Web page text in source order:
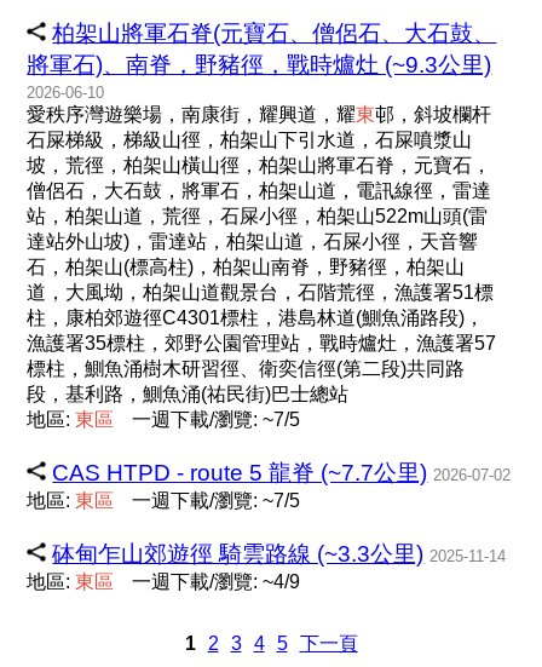
柏架山將軍石脊(元寶石、僧侶石、大石鼓、
將軍石)、南脊，野豬徑，戰時爐灶 (~9.3公里)
2026-06-10
愛秩序灣遊樂場，南康街，耀興道，耀東邨，斜坡欄杆
石屎梯級，梯級山徑，柏架山下引水道，石屎噴漿山
坡，荒徑，柏架山橫山徑，柏架山將軍石脊，元寶石，
僧侶石，大石鼓，將軍石，柏架山道，電訊線徑，雷達
站，柏架山道，荒徑，石屎小徑，柏架山522m山頭(雷
達站外山坡)，雷達站，柏架山道，石屎小徑，天音響
石，柏架山(標高柱)，柏架山南脊，野豬徑，柏架山
道，大風坳，柏架山道觀景台，石階荒徑，漁護署51標
柱，康柏郊遊徑C4301標柱，港島林道(鰂魚涌路段)，
漁護署35標柱，郊野公園管理站，戰時爐灶，漁護署57
標柱，鰂魚涌樹木研習徑、衛奕信徑(第二段)共同路
段，基利路，鰂魚涌(祐民街)巴士總站
地區:東區 一週下載/瀏覽: ~7/5
CAS HTPD - route 5 龍脊 (~7.7公里) 2026-07-02
地區:東區 一週下載/瀏覽: ~7/5
砵甸乍山郊遊徑 騎雲路線 (~3.3公里) 2025-11-14
地區:東區 一週下載/瀏覽: ~4/9
1 2 3 4 5 下一頁